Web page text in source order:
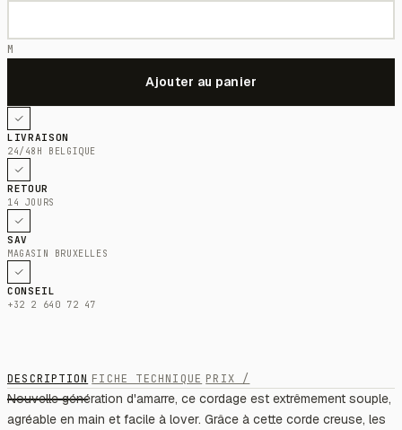
M
LIVRAISON
24/48H BELGIQUE
RETOUR
14 JOURS
SAV
MAGASIN BRUXELLES
CONSEIL
+32 2 640 72 47
DESCRIPTION FICHE TECHNIQUE PRIX /
Nouvelle génération d'amarre, ce cordage est extrêmement souple,
agréable en main et facile à lover. Grâce à cette corde creuse, les